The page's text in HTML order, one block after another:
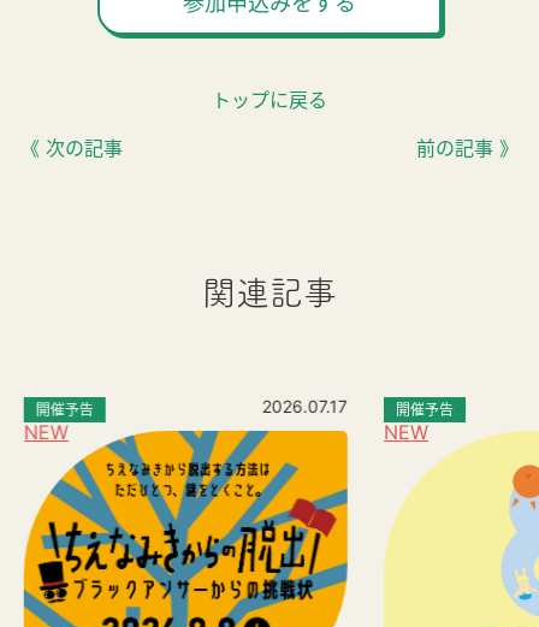
《 次の記事
トップに戻る
前の記事 》
関連記事
NEW
開催予告 2026.07.17
NEW
開催予告